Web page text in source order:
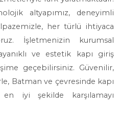
altyapımız, deneyimli
her türlü ihtiyaca
İşletmenizin kurumsal
ve estetik kapı giriş
geçebilirsiniz. Güvenilir,
Batman ve çevresinde kapı
en iyi şekilde karşılamayı